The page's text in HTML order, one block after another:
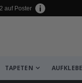
auf Poster
TAPETEN